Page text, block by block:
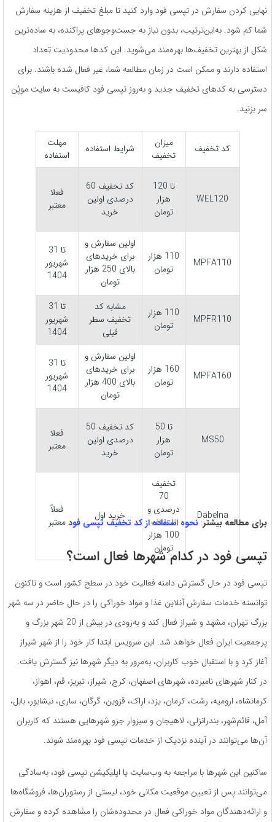
نهایی کردن سفارش در تپسی فود وارد کنید تا مبلغ تخفیف از هزینه سفارش
شما کم شود. به‌این‌ترتیب، بدون نیاز به جست‌وجوهای پراکنده، به ساده‌ترین
شکل از بهترین تخفیف‌ها بهره‌مند می‌شوید. این کدها محدودیت تعداد
استفاده دارند و ممکن است در زمان مطالعه شما، غیر فعال شده باشند. برای
دسترسی به کدهای تخفیف جدید و به‌روز تپسی فود کافیست به سایت موپُن
سر بزنید.
کد تخفیف
میزان
تخفیف
شرایط استفاده
مهلت
استفاده
WEL120
تا 120
هزار
تومان
کد تخفیف 60
درصدی اولین
خرید
فعلا
معتبر
MPFA110
110 هزار
تومان
اولین سفارش و
برای خریدهای
بالای 250 هزار
تومان
تا 31
شهریور
1404
MPFR110
110 هزار
تومان
مشابه کد
تخفیف سطر
قبلی
تا 31
شهریور
1404
MPFA160
160 هزار
تومان
اولین سفارش و
برای خریدهای
بالای 400 هزار
تومان
تا 31
شهریور
1404
MS50
تا 50
هزار
تومان
کد تخفیف 50
درصدی اولین
خرید
فعلا
معتبر
Dabelna
تخفیف
70
درصدی و
تا سقف
100 هزار
تومان
خرید اول
فعلاً
معتبر
برای مطالعه بیشتر:نحوه استفاده از کد تخفیف تپسی فود
تپسی فود در کدام شهرها فعال است؟
تپسی فود در حال گسترش دامنه فعالیت خود در سطح کشور است و تاکنون
توانسته خدمات سفارش آنلاین غذا و مواد خوراکی را در حال حاضر در سه شهر
بزرگ تهران، مشهد و شیراز فعال کند و به‌زودی در بیش از 20 شهر بزرگ و
پرجمعیت ایران فعال خواهد شد. این سرویس ابتدا کار خود را از شهر شیراز
آغاز کرد و با استقبال خوب کاربران، به‌مرور به دیگر شهرها نیز گسترش یافت.
در کنار شهرهای نامبرده، شهرهای اصفهان، کرج، شیراز، تبریز، قم، اهواز،
کرمانشاه، ارومیه، رشت، کرمان، یزد، اراک، قزوین، گرگان، ساری، نیشابور، بابل،
آمل، قائم‌شهر، بندرانزلی، لاهیجان و سبزوار جزو شهرهایی هستند که کاربران
آن‌ها می‌توانند در آینده نزدیک از خدمات تپسی فود بهره‌مند شوند.
ساکنین این شهرها با مراجعه به وب‌سایت یا اپلیکیشن تپسی فود، به‌سادگی
می‌توانند پس از تعیین موقعیت مکانی خود، لیستی از رستوران‌ها، فروشگاه‌ها
و ارائه‌دهندگان مواد خوراکی فعال در محدوده‌شان را مشاهده کرده و سفارش